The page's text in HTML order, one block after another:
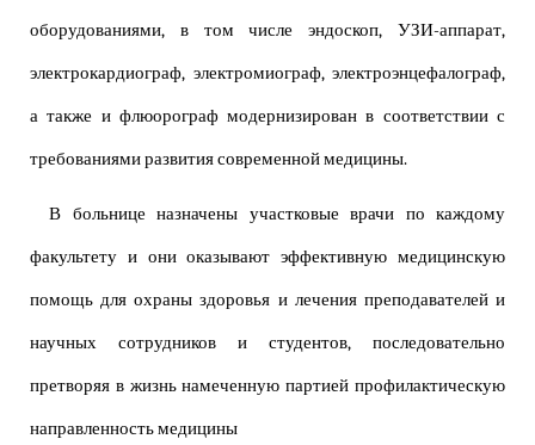
оборудованиями, в том числе эндоскоп, УЗИ-аппарат,
электрокардиограф, электромиограф, электроэнцефалограф,
а также и флюорограф модернизирован в соответствии с
требованиями развития современной медицины.
В больнице назначены участковые врачи по каждому
факультету и они оказывают эффективную медицинскую
помощь для охраны здоровья и лечения преподавателей и
научных сотрудников и студентов, последовательно
претворяя в жизнь намеченную партией профилактическую
направленность медицины